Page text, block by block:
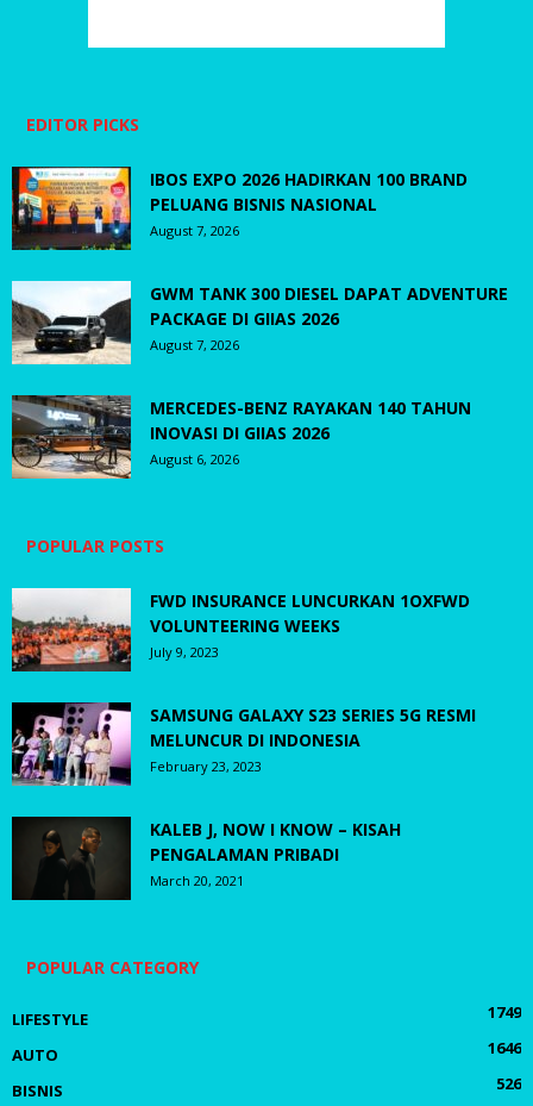
EDITOR PICKS
IBOS EXPO 2026 HADIRKAN 100 BRAND
PELUANG BISNIS NASIONAL
August 7, 2026
GWM TANK 300 DIESEL DAPAT ADVENTURE
PACKAGE DI GIIAS 2026
August 7, 2026
MERCEDES-BENZ RAYAKAN 140 TAHUN
INOVASI DI GIIAS 2026
August 6, 2026
POPULAR POSTS
FWD INSURANCE LUNCURKAN 1OXFWD
VOLUNTEERING WEEKS
July 9, 2023
SAMSUNG GALAXY S23 SERIES 5G RESMI
MELUNCUR DI INDONESIA
February 23, 2023
KALEB J, NOW I KNOW – KISAH
PENGALAMAN PRIBADI
March 20, 2021
POPULAR CATEGORY
LIFESTYLE
1749
AUTO
1646
BISNIS
526